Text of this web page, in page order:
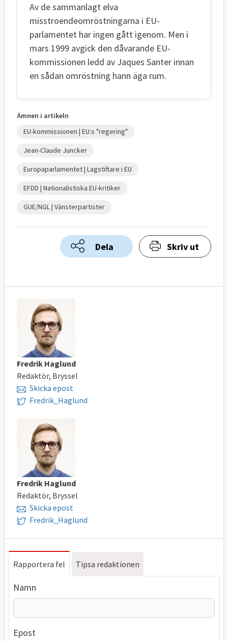
Av de sammanlagt elva
misstroendeomröstningarna i EU-
parlamentet har ingen gått igenom. Men i
mars 1999 avgick den dåvarande EU-
kommissionen ledd av Jaques Santer innan
en sådan omröstning hann äga rum.
Ämnen i artikeln
EU-kommissionen | EU:s "regering"
Jean-Claude Juncker
Europaparlamentet | Lagstiftare i EU
EFDD | Nationalistiska EU-kritiker
GUE/NGL | Vänsterpartister
Dela Skriv ut
Fredrik Haglund
Redaktör, Bryssel
Skicka epost
Fredrik_Haglund
Fredrik Haglund
Redaktör, Bryssel
Skicka epost
Fredrik_Haglund
Rapportera fel Tipsa redaktionen
Namn
Epost